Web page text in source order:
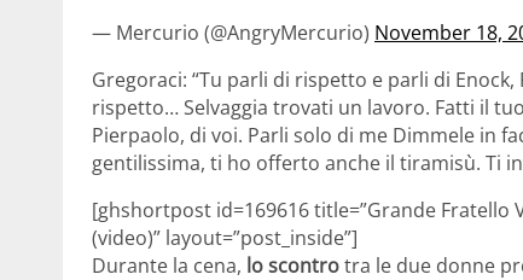
— Mercurio (@AngryMercurio) November 18,
Gregoraci: “Tu parli di rispetto e parli di
rispetto… Selvaggia trovati un lavoro. Fatti il
Pierpaolo, di voi. Parli solo di me Dimmele in
gentilissima, ti ho offerto anche il tiramisù. Ti
[ghshortpost id=169616 title=”Grande Fratello
(video)” layout=”post_inside”]
Durante la cena, lo scontrotra le due donne